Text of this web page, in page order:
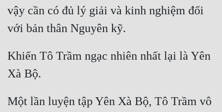
vậy cần có đủ lý giải và kinh nghiệm đối
Khiến Tô Trầm ngạc nhiên nhất lại là Yên
Một lần luyện tập Yên Xà Bộ, Tô Trầm vô